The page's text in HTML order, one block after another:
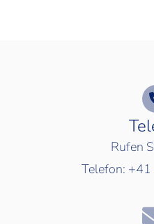
Rufen
Telefon: